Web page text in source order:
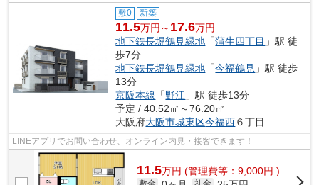
敷0 新築
11.5万円～ 17.6万円
地下鉄長堀鶴見緑地 「蒲生四丁目 」駅 徒
歩7分
地下鉄長堀鶴見緑地 「今福鶴見 」駅 徒歩
13分
京阪本線 「野江 」駅 徒歩13分
予定 / 40.52㎡～76.20㎡
大阪府大阪市城東区今福西６丁目
LINEアプリでお問い合わせ、オンライン内見・接客できます！
11.5万円 (管理費等：9,000円 )